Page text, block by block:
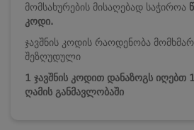
მომსახურების მისაღებად საჭიროა
კოდი.
ჯავშნის კოდის რაოდენობა
შეზღუდული
1 ჯავშნის კოდით დანაზოგს იღებთ
ღამის განმავლობაში